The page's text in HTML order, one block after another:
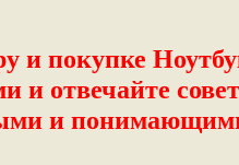
и покупке
и отвечайте
и